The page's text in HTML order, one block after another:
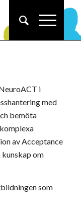
i
med
bemöta
av Acceptance
om
som